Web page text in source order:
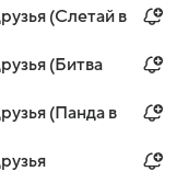
(Слетай в
(Битва
(Панда в